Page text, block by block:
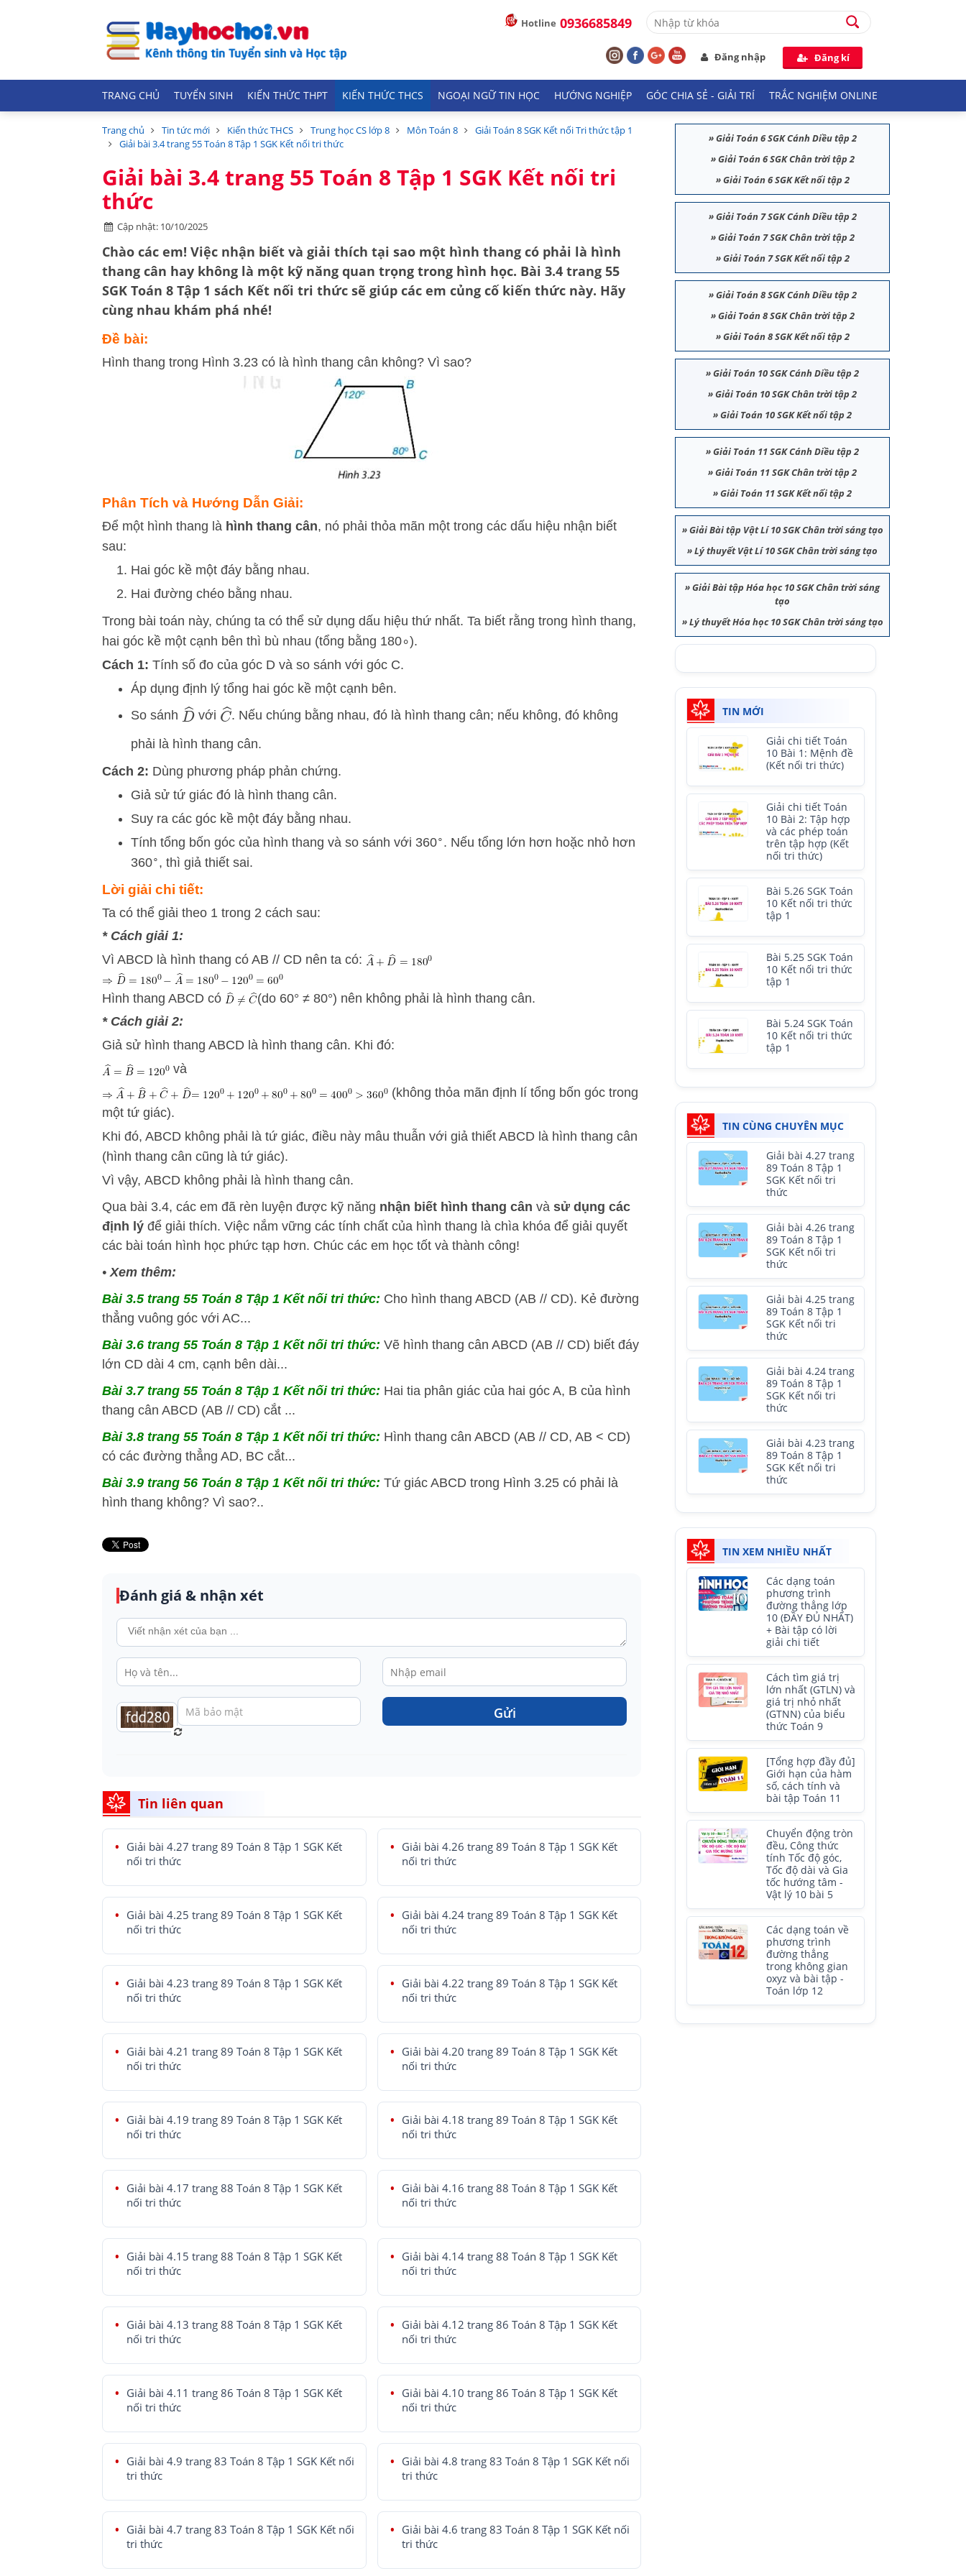
Hotline 0936685849
Đăng nhập Đăng kí
TRANG CHỦ TUYỂN SINH KIẾN THỨC THPT KIẾN THỨC THCS NGOẠI NGỮ TIN HỌC HƯỚNG NGHIỆP GÓC CHIA SẺ - GIẢI TRÍ TRẮC NGHIỆM ONLINE
Trang chủ Tin tức mới Kiến thức THCS Trung học CS lớp 8 Môn Toán 8
Giải Toán 8 SGK Kết nối Tri thức tập 1
Giải bài 3.4 trang 55 Toán 8 Tập 1 SGK Kết nối tri thức
Giải bài 3.4 trang 55 Toán 8 Tập 1 SGK Kết nối tri
thức
Cập nhật: 10/10/2025
Chào các em! Việc nhận biết và giải thích tại sao một hình thang có phải là hình
thang cân hay không là một kỹ năng quan trọng trong hình học. Bài 3.4 trang 55
SGK Toán 8 Tập 1 sách Kết nối tri thức sẽ giúp các em củng cố kiến thức này. Hãy
cùng nhau khám phá nhé!
Đề bài:
Hình thang trong Hình 3.23 có là hình thang cân không? Vì sao?
Phân Tích và Hướng Dẫn Giải:
Để một hình thang là hình thang cân, nó phải thỏa mãn một trong các dấu hiệu nhận biết
sau:
Hai góc kề một đáy bằng nhau.
Hai đường chéo bằng nhau.
Trong bài toán này, chúng ta có thể sử dụng dấu hiệu thứ nhất. Ta biết rằng trong hình thang,
hai góc kề một cạnh bên thì bù nhau (tổng bằng 180∘).
Cách 1: Tính số đo của góc D và so sánh với góc C.
Áp dụng định lý tổng hai góc kề một cạnh bên.
So sánh D^
với C^. Nếu chúng bằng nhau, đó là hình thang cân; nếu không, đó không
phải là hình thang cân.
Cách 2: Dùng phương pháp phản chứng.
Giả sử tứ giác đó là hình thang cân.
Suy ra các góc kề một đáy bằng nhau.
Tính tổng bốn góc của hình thang và so sánh với 360∘ . Nếu tổng lớn hơn hoặc nhỏ hơn
360∘ , thì giả thiết sai.
Lời giải chi tiết:
Ta có thể giải theo 1 trong 2 cách sau:
* Cách giải 1:
Vì ABCD là hình thang có AB // CD nên ta có:
Hình thang ABCD có
(do 60° ≠ 80°) nên không phải là hình thang cân.
* Cách giải 2:
Giả sử hình thang ABCD là hình thang cân. Khi đó:
và
(không thỏa mãn định lí tổng bốn góc trong
một tứ giác).
Khi đó, ABCD không phải là tứ giác, điều này mâu thuẫn với giả thiết ABCD là hình thang cân
(hình thang cân cũng là tứ giác).
Vì vậy, ABCD không phải là hình thang cân.
Qua bài 3.4, các em đã rèn luyện được kỹ năng nhận biết hình thang cân và sử dụng các
định lý để giải thích. Việc nắm vững các tính chất của hình thang là chìa khóa để giải quyết
các bài toán hình học phức tạp hơn. Chúc các em học tốt và thành công!
•Xem thêm:
Bài 3.5 trang 55 Toán 8 Tập 1 Kết nối tri thức: Cho hình thang ABCD (AB // CD). Kẻ đường
thẳng vuông góc với AC...
Bài 3.6 trang 55 Toán 8 Tập 1 Kết nối tri thức: Vẽ hình thang cân ABCD (AB // CD) biết đáy
lớn CD dài 4 cm, cạnh bên dài...
Bài 3.7 trang 55 Toán 8 Tập 1 Kết nối tri thức: Hai tia phân giác của hai góc A, B của hình
thang cân ABCD (AB // CD) cắt ...
Bài 3.8 trang 55 Toán 8 Tập 1 Kết nối tri thức: Hình thang cân ABCD (AB // CD, AB < CD)
có các đường thẳng AD, BC cắt...
Bài 3.9 trang 56 Toán 8 Tập 1 Kết nối tri thức: Tứ giác ABCD trong Hình 3.25 có phải là
hình thang không? Vì sao?..
Đánh giá & nhận xét
Gửi
Tin liên quan
Giải bài 4.27 trang 89 Toán 8 Tập 1 SGK Kết
nối tri thức
Giải bài 4.26 trang 89 Toán 8 Tập 1 SGK Kết
nối tri thức
Giải bài 4.25 trang 89 Toán 8 Tập 1 SGK Kết
nối tri thức
Giải bài 4.24 trang 89 Toán 8 Tập 1 SGK Kết
nối tri thức
Giải bài 4.23 trang 89 Toán 8 Tập 1 SGK Kết
nối tri thức
Giải bài 4.22 trang 89 Toán 8 Tập 1 SGK Kết
nối tri thức
Giải bài 4.21 trang 89 Toán 8 Tập 1 SGK Kết
nối tri thức
Giải bài 4.20 trang 89 Toán 8 Tập 1 SGK Kết
nối tri thức
Giải bài 4.19 trang 89 Toán 8 Tập 1 SGK Kết
nối tri thức
Giải bài 4.18 trang 89 Toán 8 Tập 1 SGK Kết
nối tri thức
Giải bài 4.17 trang 88 Toán 8 Tập 1 SGK Kết
nối tri thức
Giải bài 4.16 trang 88 Toán 8 Tập 1 SGK Kết
nối tri thức
Giải bài 4.15 trang 88 Toán 8 Tập 1 SGK Kết
nối tri thức
Giải bài 4.14 trang 88 Toán 8 Tập 1 SGK Kết
nối tri thức
Giải bài 4.13 trang 88 Toán 8 Tập 1 SGK Kết
nối tri thức
Giải bài 4.12 trang 86 Toán 8 Tập 1 SGK Kết
nối tri thức
Giải bài 4.11 trang 86 Toán 8 Tập 1 SGK Kết
nối tri thức
Giải bài 4.10 trang 86 Toán 8 Tập 1 SGK Kết
nối tri thức
Giải bài 4.9 trang 83 Toán 8 Tập 1 SGK Kết nối
tri thức
Giải bài 4.8 trang 83 Toán 8 Tập 1 SGK Kết nối
tri thức
Giải bài 4.7 trang 83 Toán 8 Tập 1 SGK Kết nối
tri thức
Giải bài 4.6 trang 83 Toán 8 Tập 1 SGK Kết nối
tri thức
»Giải Toán 6 SGK Cánh Diều tập 2
»Giải Toán 6 SGK Chân trời tập 2
»Giải Toán 6 SGK Kết nối tập 2
»Giải Toán 7 SGK Cánh Diều tập 2
»Giải Toán 7 SGK Chân trời tập 2
»Giải Toán 7 SGK Kết nối tập 2
»Giải Toán 8 SGK Cánh Diều tập 2
»Giải Toán 8 SGK Chân trời tập 2
»Giải Toán 8 SGK Kết nối tập 2
»Giải Toán 10 SGK Cánh Diều tập 2
»Giải Toán 10 SGK Chân trời tập 2
»Giải Toán 10 SGK Kết nối tập 2
»Giải Toán 11 SGK Cánh Diều tập 2
»Giải Toán 11 SGK Chân trời tập 2
»Giải Toán 11 SGK Kết nối tập 2
»Giải Bài tập Vật Lí 10 SGK Chân trời sáng tạo
»Lý thuyết Vật Lí 10 SGK Chân trời sáng tạo
»Giải Bài tập Hóa học 10 SGK Chân trời sáng
tạo
»Lý thuyết Hóa học 10 SGK Chân trời sáng tạo
TIN MỚI
Giải chi tiết Toán
10 Bài 1: Mệnh đề
(Kết nối tri thức)
Giải chi tiết Toán
10 Bài 2: Tập hợp
và các phép toán
trên tập hợp (Kết
nối tri thức)
Bài 5.26 SGK Toán
10 Kết nối tri thức
tập 1
Bài 5.25 SGK Toán
10 Kết nối tri thức
tập 1
Bài 5.24 SGK Toán
10 Kết nối tri thức
tập 1
TIN CÙNG CHUYÊN MỤC
Giải bài 4.27 trang
89 Toán 8 Tập 1
SGK Kết nối tri
thức
Giải bài 4.26 trang
89 Toán 8 Tập 1
SGK Kết nối tri
thức
Giải bài 4.25 trang
89 Toán 8 Tập 1
SGK Kết nối tri
thức
Giải bài 4.24 trang
89 Toán 8 Tập 1
SGK Kết nối tri
thức
Giải bài 4.23 trang
89 Toán 8 Tập 1
SGK Kết nối tri
thức
TIN XEM NHIỀU NHẤT
Các dạng toán
phương trình
đường thẳng lớp
10 (ĐẦY ĐỦ NHẤT)
+ Bài tập có lời
giải chi tiết
Cách tìm giá trị
lớn nhất (GTLN) và
giá trị nhỏ nhất
(GTNN) của biểu
thức Toán 9
[Tổng hợp đầy đủ]
Giới hạn của hàm
số, cách tính và
bài tập Toán 11
Chuyển động tròn
đều, Công thức
tính Tốc độ góc,
Tốc độ dài và Gia
tốc hướng tâm -
Vật lý 10 bài 5
Các dạng toán về
phương trình
đường thẳng
trong không gian
oxyz và bài tập -
Toán lớp 12